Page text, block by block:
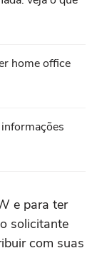
home office
e para ter
solicitante
com suas